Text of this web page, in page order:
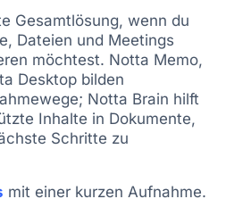
Gesamtlösung, wenn du
Dateien und Meetings
möchtest. Notta Memo,
Desktop bilden
Notta Brain hilft
Inhalte in Dokumente,
Schritte zu
mit einer kurzen Aufnahme.